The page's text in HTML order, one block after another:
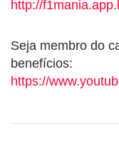
http://
Seja membro do
benefícios:
https://